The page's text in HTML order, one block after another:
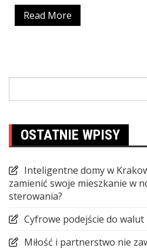
Read More
OSTATNIE WPISY
Inteligentne domy w
zamienić swoje mieszkanie w
sterowania?
Cyfrowe podejście do walut
Miłość i partnerstwo nie